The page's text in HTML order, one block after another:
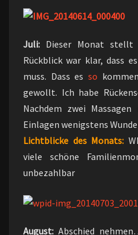
Juli: Dieser Monat
Rückblick war klar, dass
muss. Dass es so
gewollt. Ich habe
Nachdem zwei
Einlagen wenigstens
Lichtblicke des Monats:
viele schöne
unbezahlbar
August: Abschied